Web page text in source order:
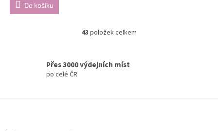
Do košíku
O
á
í
43 položek celkem
Přes 3000 výdejních míst
po celé ČR